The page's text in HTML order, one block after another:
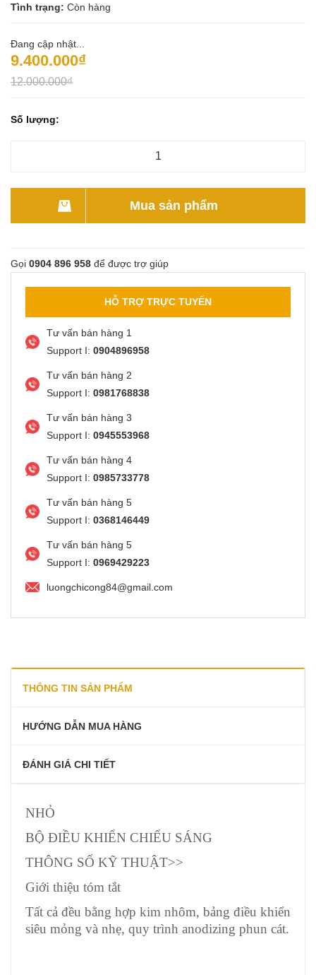
Tình trạng: Còn hàng
Đang cập nhật...
9.400.000₫
12.000.000₫
Số lượng:
Mua sản phẩm
Gọi 0904 896 958 để được trợ giúp
HỖ TRỢ TRỰC TUYẾN
Tư vấn bán hàng 1
Support I: 0904896958
Tư vấn bán hàng 2
Support I: 0981768838
Tư vấn bán hàng 3
Support I: 0945553968
Tư vấn bán hàng 4
Support I: 0985733778
Tư vấn bán hàng 5
Support I: 0368146449
Tư vấn bán hàng 5
Support I: 0969429223
luongchicong84@gmail.com
THÔNG TIN SẢN PHẨM
HƯỚNG DẪN MUA HÀNG
ĐÁNH GIÁ CHI TIẾT
NHỎ
BỘ ĐIỀU KHIỂN CHIẾU SÁNG
THÔNG SỐ KỸ THUẬT>>
Giới thiệu tóm tắt
Tất cả đều bằng hợp kim nhôm, bảng điều khiển
siêu mỏng và nhẹ, quy trình anodizing phun cát.